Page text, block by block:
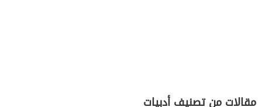
مقالات من تصنيف أدبيات